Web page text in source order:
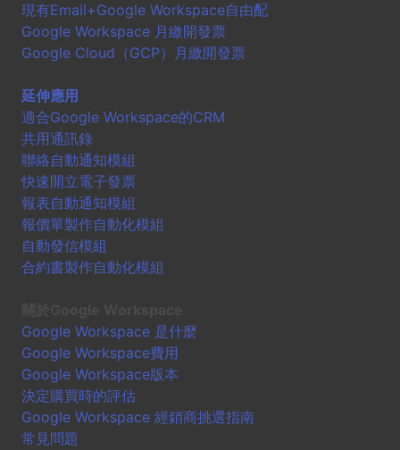
現有Email+Google Workspace自由配
Google Workspace 月繳開發票
Google Cloud（GCP）月繳開發票
延伸應用
適合Google Workspace的CRM
共用通訊錄
聯絡自動通知模組
快速開立電子發票
報表自動通知模組
報價單製作自動化模組
自動發信模組
合約書製作自動化模組
Google Workspace 是什麼
Google Workspace費用
Google Workspace版本
決定購買時的評估
Google Workspace 經銷商挑選指南
常見問題